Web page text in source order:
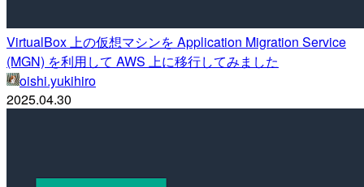
VirtualBox 上の仮想マシンを Application Migration Service
(MGN) を利用して AWS 上に移行してみました
oishi.yukihiro
2025.04.30